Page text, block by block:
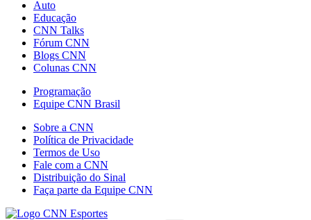
Auto
Educação
CNN Talks
Fórum CNN
Blogs CNN
Colunas CNN
Programação
Equipe CNN Brasil
Sobre a CNN
Política de Privacidade
Termos de Uso
Fale com a CNN
Distribuição do Sinal
Faça parte da Equipe CNN